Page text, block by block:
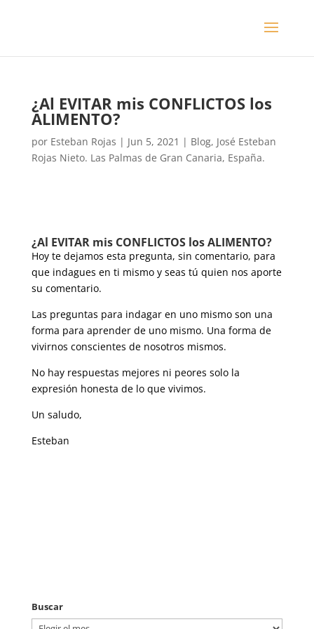
¿Al EVITAR mis CONFLICTOS los
ALIMENTO?
por Esteban Rojas | Jun 5, 2021 | Blog, José Esteban
Rojas Nieto. Las Palmas de Gran Canaria, España.
¿Al EVITAR mis CONFLICTOS los ALIMENTO?
Hoy te dejamos esta pregunta, sin comentario, para
que indagues en ti mismo y seas tú quien nos aporte
su comentario.
Las preguntas para indagar en uno mismo son una
forma para aprender de uno mismo. Una forma de
vivirnos conscientes de nosotros mismos.
No hay respuestas mejores ni peores solo la
expresión honesta de lo que vivimos.
Un saludo,
Esteban
Buscar
Buscar